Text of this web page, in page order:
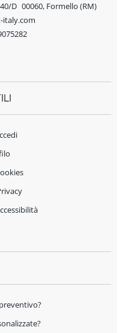
D 00060, Formello (RM)
italy.com